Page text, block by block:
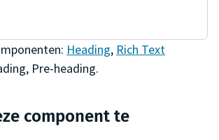
Heading, Rich Text
, Pre-heading.
component te